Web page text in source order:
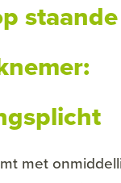
met